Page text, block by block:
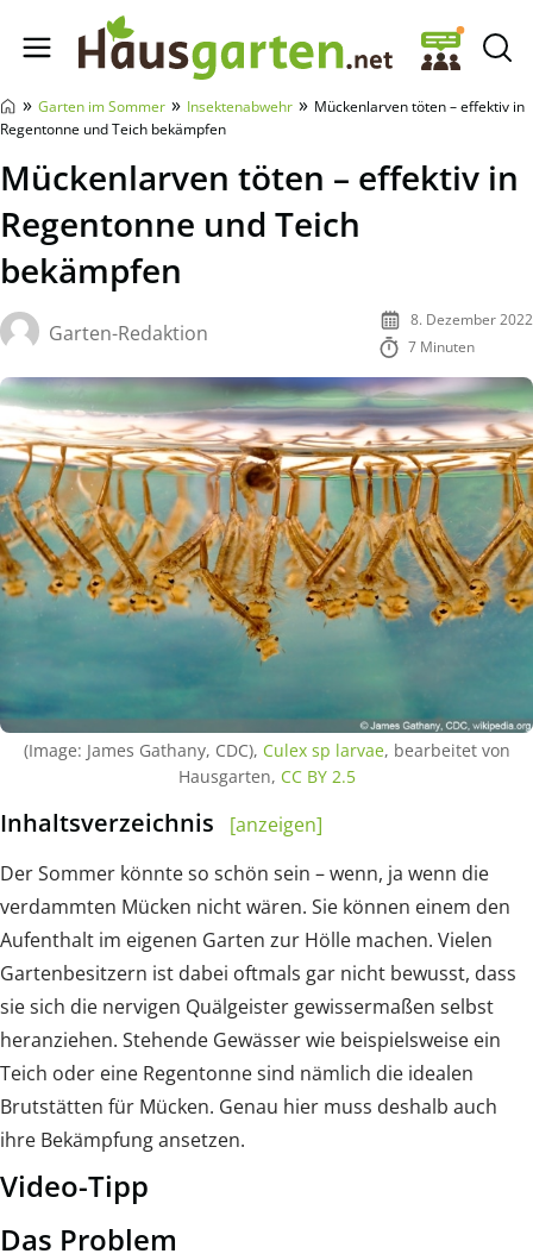
Hausgarten.net
» Garten im Sommer » Insektenabwehr » Mückenlarven töten – effektiv in
Regentonne und Teich bekämpfen
Mückenlarven töten – effektiv in
Regentonne und Teich
bekämpfen
Garten-Redaktion
8. Dezember 2022
7 Minuten
(Image: James Gathany, CDC), Culex sp larvae, bearbeitet von
Hausgarten, CC BY 2.5
Inhaltsverzeichnis
[anzeigen]
Der Sommer könnte so schön sein – wenn, ja wenn die
verdammten Mücken nicht wären. Sie können einem den
Aufenthalt im eigenen Garten zur Hölle machen. Vielen
Gartenbesitzern ist dabei oftmals gar nicht bewusst, dass
sie sich die nervigen Quälgeister gewissermaßen selbst
heranziehen. Stehende Gewässer wie beispielsweise ein
Teich oder eine Regentonne sind nämlich die idealen
Brutstätten für Mücken. Genau hier muss deshalb auch
ihre Bekämpfung ansetzen.
Video-Tipp
Das Problem